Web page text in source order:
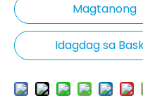
Magtanong
Idagdag sa